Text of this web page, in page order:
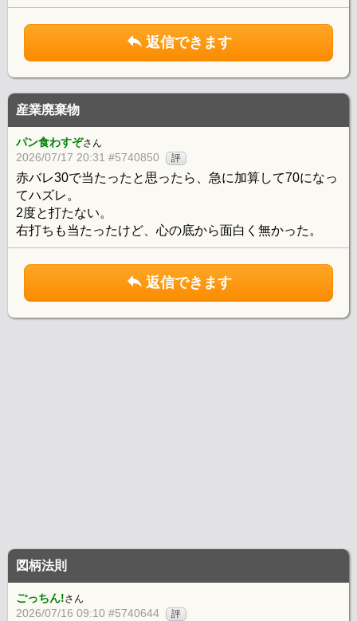
返信できます
産業廃棄物
パン食わすぞさん
2026/07/17 20:31 #5740850 評
赤バレ30で当たったと思ったら、急に加算して70になっ
てハズレ。
2度と打たない。
右打ちも当たったけど、心の底から面白く無かった。
返信できます
図柄法則
ごっちん!さん
2026/07/16 09:10 #5740644 評